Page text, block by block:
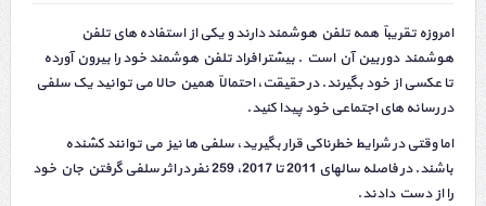
امروزه تقریباً همه تلفن هوشمند دارند و یکی از استفاده های تلفن
هوشمند دوربین آن است . بیشتر افراد تلفن هوشمند خود را بیرون آورده
تا عکسی از خود بگیرند. در حقیقت، احتمالاً همین حالا می توانید یک سلفی
در رسانه های اجتماعی خود پیدا کنید.
اما وقتی در شرایط خطرناکی قرار بگیرید، سلفی ها نیز می توانند کشنده
باشند. در فاصله سالهای 2011 تا 2017، 259 نفر در اثر سلفی گرفتن جان خود
را از دست دادند.